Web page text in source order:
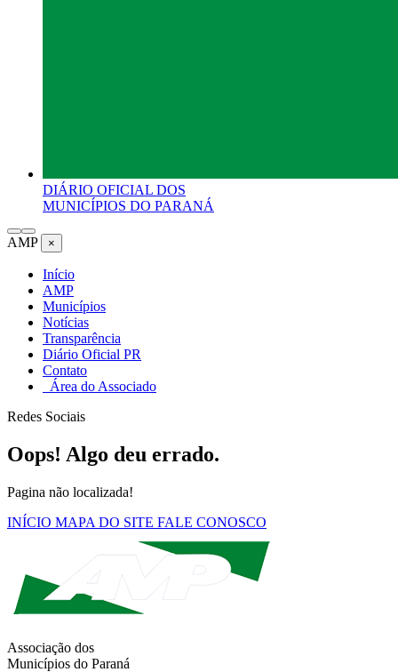
DIÁRIO OFICIAL DOS
MUNICÍPIOS DO PARANÁ
AMP ×
Início
AMP
Municípios
Notícias
Transparência
Diário Oficial PR
Contato
Área do Associado
Redes Sociais
Oops! Algo deu errado.
Pagina não localizada!
INÍCIO MAPA DO SITE FALE CONOSCO
Associação dos
Municípios do Paraná